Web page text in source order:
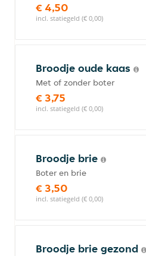
€ 4,50
incl. statiegeld (€ 0,00)
Broodje oude kaas
Met of zonder boter
€ 3,75
incl. statiegeld (€ 0,00)
Broodje brie
Boter en brie
€ 3,50
incl. statiegeld (€ 0,00)
Broodje brie gezond